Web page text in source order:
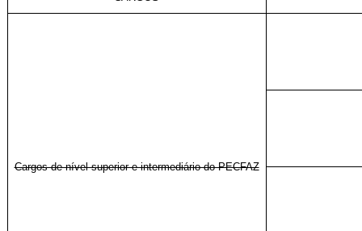
Cargos de nível superior e intermediário do PECFAZ